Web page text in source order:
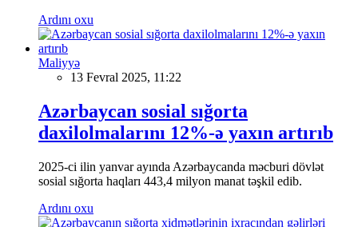
Ardını oxu
Maliyyə
13 Fevral 2025, 11:22
Azərbaycan sosial sığorta
daxilolmalarını 12%-ə yaxın artırıb
2025-ci ilin yanvar ayında Azərbaycanda məcburi dövlət
sosial sığorta haqları 443,4 milyon manat təşkil edib.
Ardını oxu